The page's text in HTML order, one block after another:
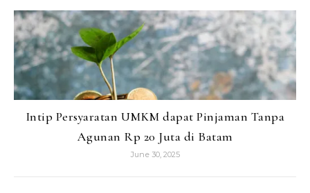
Intip Persyaratan UMKM dapat Pinjaman Tanpa
Agunan Rp 20 Juta di Batam
June 30, 2025